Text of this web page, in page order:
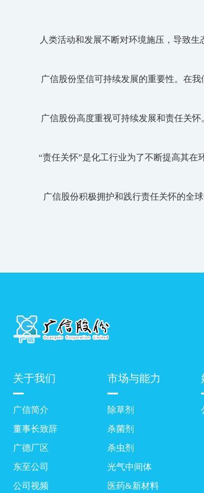
人类活动和发展不断对环境施压，导致
广信股份坚信可持续发展的重要性。在我
广信股份高度重视可持续发展和责任关怀
“责任关怀”是化工行业为了不断提高其在
广信股份积极拥护和践行责任关怀的全球
关于我们
广信简介
董事长致辞
广德厂区
东至公司
公司视频
市场与能力
除草剂
杀菌剂
杀虫剂
光气中间体
医药&新材料